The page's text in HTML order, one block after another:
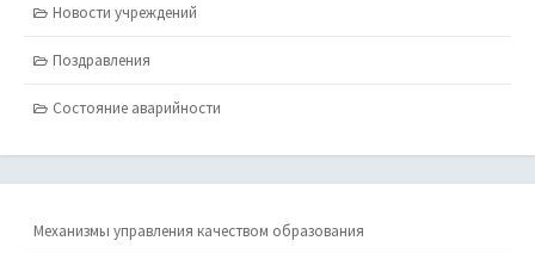
Новости учреждений
Поздравления
Состояние аварийности
Механизмы управления качеством образования